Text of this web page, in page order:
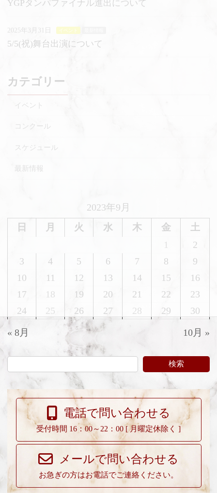
YGPタンパファイナル進出について
2025年3月31日 イベント
5/5(祝)舞台出演について
カテゴリー
イベント
コンクール
スケジュール
最新情報
2023年9月
日
月 火 水 木 金
土
1
2
3
4 5 6 7 8
9
10
11 12 13 14 15
16
17
18 19 20 21 22
23
24
25 26 27 28 29 30
« 8月 10月 »
検索
電話で問い合わせる
受付時間 16：00～22：00 [ 月曜定休除く ]
メールで問い合わせる
お急ぎの方はお電話でご連絡ください。